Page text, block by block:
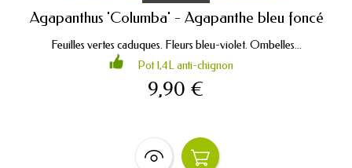
Agapanthus 'Columba' - Agapanthe bleu foncé
Feuilles vertes caduques. Fleurs bleu-violet. Ombelles...
Pot 1,4L anti-chignon
9,90 €